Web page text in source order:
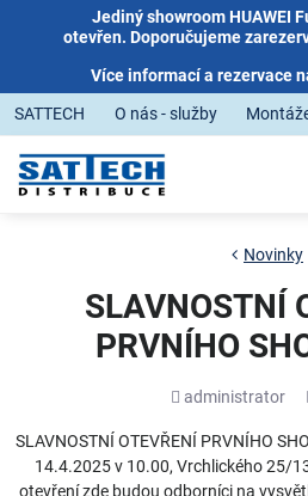
Jediný showroom HUAWEI
otevřen. Doporučujeme
Více informací a rezervace
SATTECH
O nás - služby
Novinky
SLAVNOSTNÍ
PRVNÍHO
Přidal
administrator
SLAVNOSTNÍ OTEVŘENÍ PRVNÍHO
14.4.2025 v 10.00, Vrchlického 25/
otevření zde budou odborníci na